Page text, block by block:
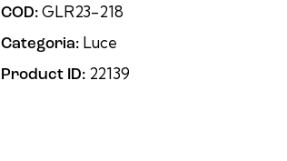
COD: GLR23-218
Categoria: Luce
Product ID: 22139